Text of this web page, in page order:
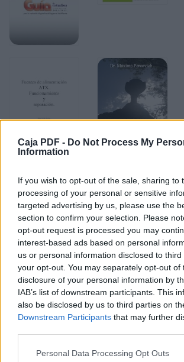
Caja PDF - Do Not Process My
Information
If you wish to opt-out of the sale, sharing to
processing of your personal or sensitive
targeted advertising by us, please use the
section to confirm your selection. Please
opt-out request is processed you may
interest-based ads based on personal
us or personal information disclosed to
your opt-out. You may separately opt-out of
disclosure of your personal information by
IAB’s list of downstream participants. This
also be disclosed by us to third parties on
Downstream Participants that may further
Personal Data Processing Opt Outs
1. GuÃ­a de estudios para la evaluaciÃ³n
201511.4 MB, 93 páginas
cartel148 KB, 1 página
Folleto Informativo344 KB, 2 páginas
MB, 371 páginas